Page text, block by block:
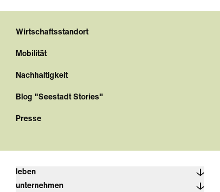
Wirtschaftsstandort
Mobilität
Nachhaltigkeit
Blog "Seestadt Stories"
Presse
leben
unternehmen